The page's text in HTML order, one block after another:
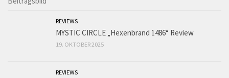
REVIEWS
MYSTIC CIRCLE „Hexenbrand 1486“ Review
19. OKTOBER 2025
REVIEWS